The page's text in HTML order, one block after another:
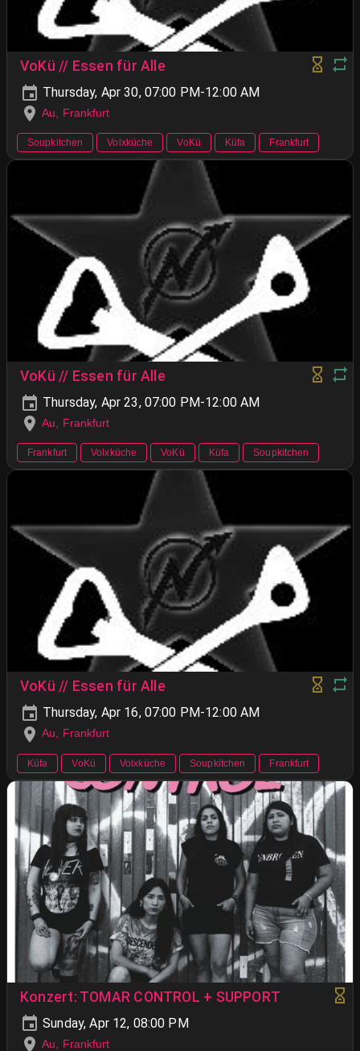
VoKü // Essen für Alle
Thursday, Apr 30, 07:00 PM-12:00 AM
Au, Frankfurt
Soupkitchen Volxküche VoKü Küfa Frankfurt
VoKü // Essen für Alle
Thursday, Apr 23, 07:00 PM-12:00 AM
Au, Frankfurt
Frankfurt Volxküche VoKü Küfa Soupkitchen
VoKü // Essen für Alle
Thursday, Apr 16, 07:00 PM-12:00 AM
Au, Frankfurt
Küfa VoKü Volxküche Soupkitchen Frankfurt
Konzert: TOMAR CONTROL + SUPPORT
Sunday, Apr 12, 08:00 PM
Au, Frankfurt